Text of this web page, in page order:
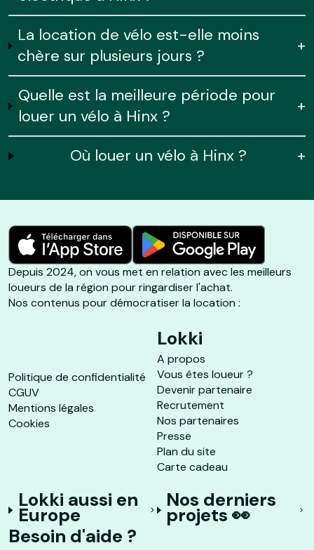
La location de vélo est-elle moins
chère sur plusieurs jours ?
+
Quelle est la meilleure période pour
louer un vélo à Hinx ?
+
Où louer un vélo à Hinx ? +
Depuis 2024, on vous met en relation avec les meilleurs
loueurs de la région pour ringardiser l'achat.
Nos contenus pour démocratiser la location :
Politique de confidentialité
CGUV
Mentions légales
Cookies
Lokki
A propos
Vous êtes loueur ?
Devenir partenaire
Recrutement
Nos partenaires
Presse
Plan du site
Carte cadeau
Lokki aussi en
Europe
Nos derniers
projets 👀
Besoin d'aide ?